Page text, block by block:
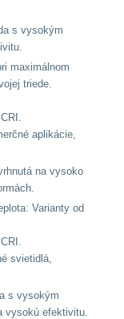
s vysokým
maximálnom
triede.
aplikácie,
na vysoko
Varianty od
svietidlá,
s vysokým
vysokú efektivitu.